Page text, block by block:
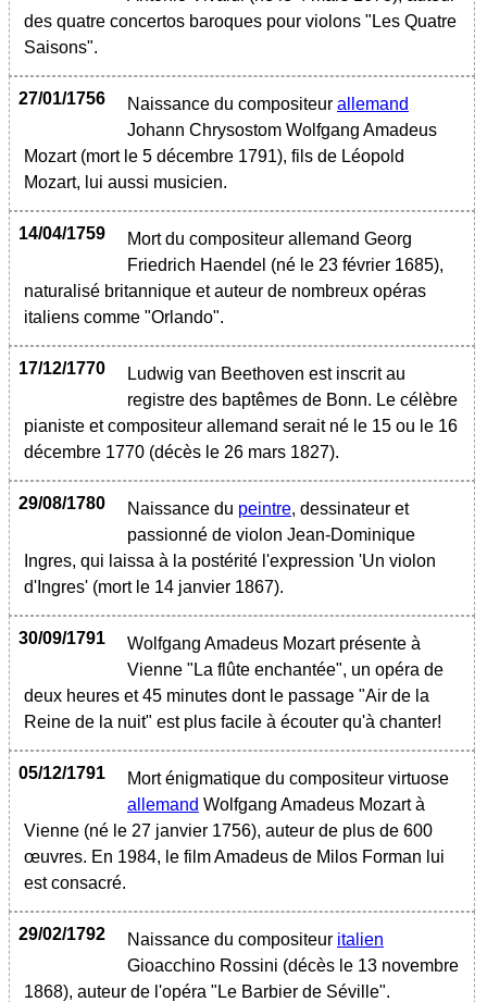
des quatre concertos baroques pour violons "Les Quatre
Saisons".
27/01/1756 Naissance du compositeur allemand
Johann Chrysostom Wolfgang Amadeus
Mozart (mort le 5 décembre 1791), fils de Léopold
Mozart, lui aussi musicien.
14/04/1759
Mort du compositeur allemand Georg
Friedrich Haendel (né le 23 février 1685),
naturalisé britannique et auteur de nombreux opéras
italiens comme "Orlando".
17/12/1770
Ludwig van Beethoven est inscrit au
registre des baptêmes de Bonn. Le célèbre
pianiste et compositeur allemand serait né le 15 ou le 16
décembre 1770 (décès le 26 mars 1827).
29/08/1780 Naissance du peintre, dessinateur et
passionné de violon Jean-Dominique
Ingres, qui laissa à la postérité l'expression 'Un violon
d'Ingres' (mort le 14 janvier 1867).
30/09/1791
Wolfgang Amadeus Mozart présente à
Vienne "La flûte enchantée", un opéra de
deux heures et 45 minutes dont le passage "Air de la
Reine de la nuit" est plus facile à écouter qu'à chanter!
05/12/1791
Mort énigmatique du compositeur virtuose
allemand Wolfgang Amadeus Mozart à
Vienne (né le 27 janvier 1756), auteur de plus de 600
œuvres. En 1984, le film Amadeus de Milos Forman lui
est consacré.
29/02/1792 Naissance du compositeur italien
Gioacchino Rossini (décès le 13 novembre
1868), auteur de l'opéra "Le Barbier de Séville".